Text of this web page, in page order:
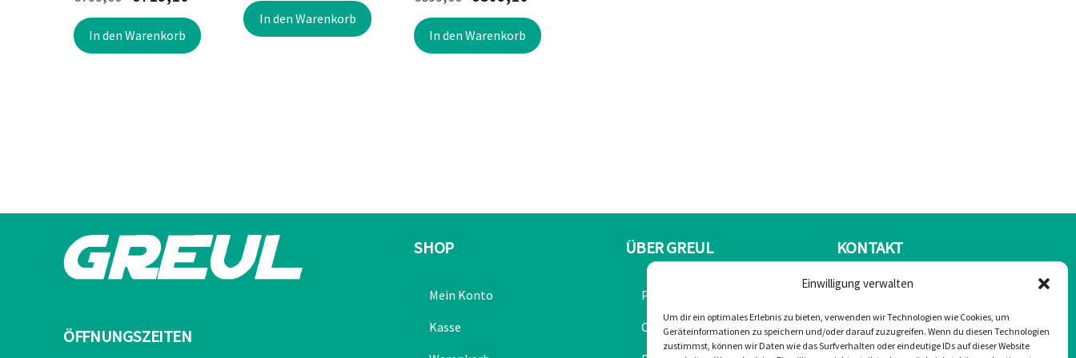
Einwilligung verwalten
Um dir ein optimales Erlebnis zu bieten, verwenden wir Technologien wie Cookies, um
Geräteinformationen zu speichern und/oder darauf zuzugreifen. Wenn du diesen Technologien
zustimmst, können wir Daten wie das Surfverhalten oder eindeutige IDs auf dieser Website
Preis
war:
Preis
ist:
In den Warenkorb
war:
ist:
In den Warenkorb
Preis
war:
Preis
ist:
In den Warenkorb
ÖFFNUNGSZEITEN
SHOP
Mein Konto
Kasse
ÜBER GREUL
Partner
Chronik
KONTAKT
Mail: office@greulonline.at
Tel: +43 2755 7272